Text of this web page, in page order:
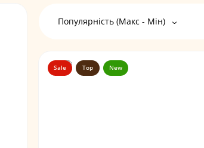
Популярність (Макс - Мін)
Sale Top New